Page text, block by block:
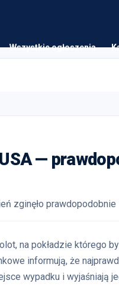
Wszystkie ogłoszenia
—
zginęło prawdopodobnie
na pokładzie którego
informują, że
wypadku i wyjaśniają